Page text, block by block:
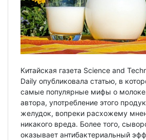
Китайская газета Science and
Daily опубликовала статью, в
самые популярные мифы о
автора, употребление этого
желудок, вопреки расхожему
никакого вреда. Более того,
оказывает антибактериальный